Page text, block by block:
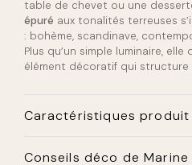
table de chevet ou une
épuré aux tonalités terreuses
: bohème, scandinave,
Plus qu’un simple luminaire,
élément décoratif qui structure
Caractéristiques produit
Conseils déco de Marine